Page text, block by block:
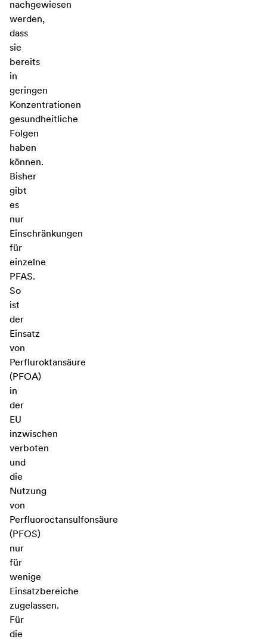
nachgewiesen
werden,
dass
sie
bereits
in
geringen
Konzentrationen
gesundheitliche
Folgen
haben
können.
Bisher
gibt
es
nur
Einschränkungen
für
einzelne
PFAS.
So
ist
der
Einsatz
von
Perfluroktansäure
(PFOA)
in
der
EU
inzwischen
verboten
und
die
Nutzung
von
Perfluoroctansulfonsäure
(PFOS)
nur
für
wenige
Einsatzbereiche
zugelassen.
Für
die